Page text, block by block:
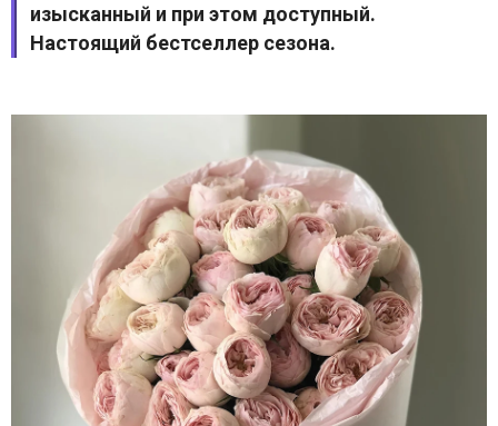
изысканный и при этом доступный.
Настоящий бестселлер сезона.